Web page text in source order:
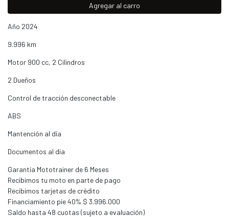
Agregar al carro
Año 2024
9.996 km
Motor 900 cc, 2 Cilindros
2 Dueños
Control de tracción desconectable
ABS
Mantención al día
Documentos al día
Garantía Mototrainer de 6 Meses
Recibimos tu moto en parte de pago
Recibimos tarjetas de crédito
Financiamiento pie 40% $ 3.996.000
Saldo hasta 48 cuotas (sujeto a evaluación)